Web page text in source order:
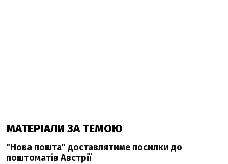
МАТЕРІАЛИ ЗА ТЕМОЮ
"Нова пошта" доставлятиме посилки до
поштоматів Австрії